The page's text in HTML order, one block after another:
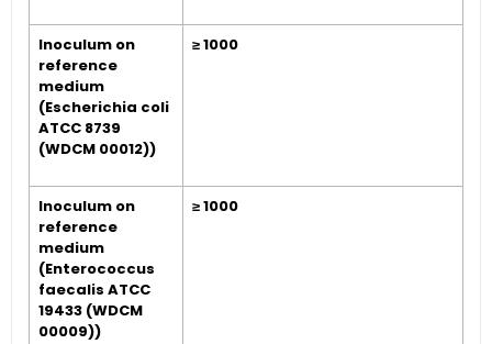
Inoculum on
reference
medium
(Escherichia coli
ATCC 8739
(WDCM 00012))
≥ 1000
Inoculum on
reference
medium
(Enterococcus
faecalis ATCC
19433 (WDCM
00009))
≥ 1000